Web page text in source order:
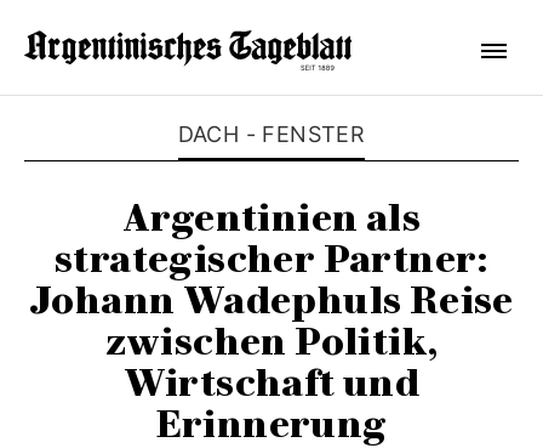
DACH - FENSTER
Argentinien als
strategischer Partner:
Johann Wadephuls Reise
zwischen Politik,
Wirtschaft und
Erinnerung